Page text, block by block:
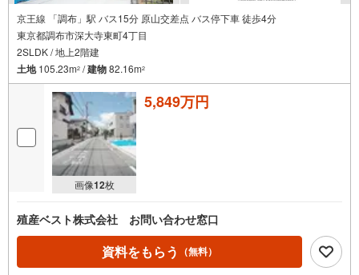
京王線 「調布」駅 バス15分 原山交差点 バス停下車 徒歩4分
東京都調布市深大寺東町4丁目
2SLDK / 地上2階建
土地105.23m2 /建物82.16m2
画像12枚
5,849万円
殖産ベスト株式会社 お問い合わせ窓口
資料をもらう （無料）